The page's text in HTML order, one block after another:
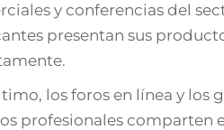
y conferencias del
presentan sus
los foros en línea y los
profesionales comparten